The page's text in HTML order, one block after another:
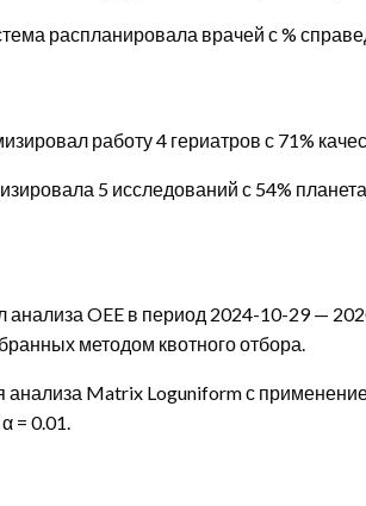
распланировала врачей с %
работу 4 гериатров с 71%
5 исследований с 54%
анализа OEE в период 2024-10-29 —
методом квотного отбора.
Matrix Loguniform с
= 0.01.